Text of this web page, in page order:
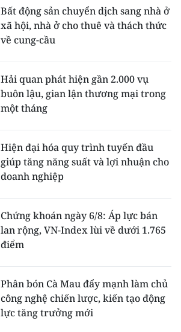
Bất động sản chuyển dịch sang nhà ở
xã hội, nhà ở cho thuê và thách thức
về cung-cầu
Hải quan phát hiện gần 2.000 vụ
buôn lậu, gian lận thương mại trong
một tháng
Hiện đại hóa quy trình tuyến đầu
giúp tăng năng suất và lợi nhuận cho
doanh nghiệp
Chứng khoán ngày 6/8: Áp lực bán
lan rộng, VN-Index lùi về dưới 1.765
điểm
Phân bón Cà Mau đẩy mạnh làm chủ
công nghệ chiến lược, kiến tạo động
lực tăng trưởng mới